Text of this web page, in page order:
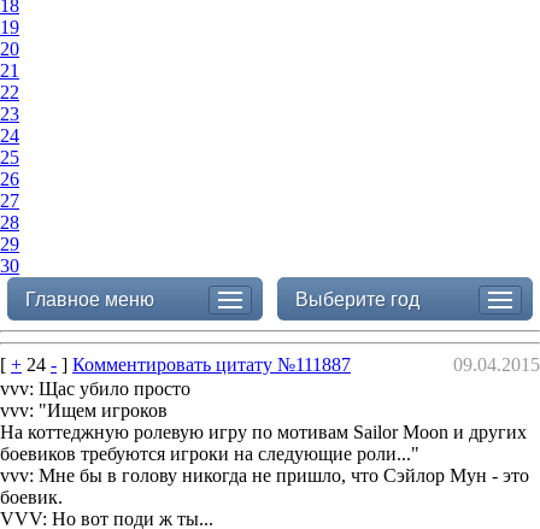
18
19
20
21
22
23
24
25
26
27
28
29
30
Главное меню
Выберите год
[ + 24 - ] Комментировать цитату №111887
09.04.2015
vvv: Щас убило просто
vvv: "Ищем игроков
На коттеджную ролевую игру по мотивам Sailor Moon и других
боевиков требуются игроки на следующие роли..."
vvv: Мне бы в голову никогда не пришло, что Сэйлор Мун - это
боевик.
VVV: Но вот поди ж ты...